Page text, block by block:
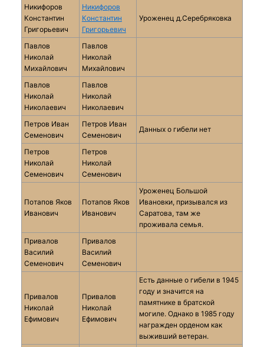
Никифоров
Константин
Григорьевич
Никифоров
Константин
Григорьевич
Уроженец д.Серебряковка
Павлов
Николай
Михайлович
Павлов
Николай
Михайлович
Павлов
Николай
Николаевич
Павлов
Николай
Николаевич
Петров Иван
Семенович
Петров Иван
Семенович
Данных о гибели нет
Петров
Николай
Семенович
Петров
Николай
Семенович
Потапов Яков
Иванович
Потапов Яков
Иванович
Уроженец Большой
Ивановки, призывался из
Саратова, там же
проживала семья.
Привалов
Василий
Семенович
Привалов
Василий
Семенович
Привалов
Николай
Ефимович
Привалов
Николай
Ефимович
Есть данные о гибели в 1945
году и значится на
памятнике в братской
могиле. Однако в 1985 году
награжден орденом как
выживший ветеран.